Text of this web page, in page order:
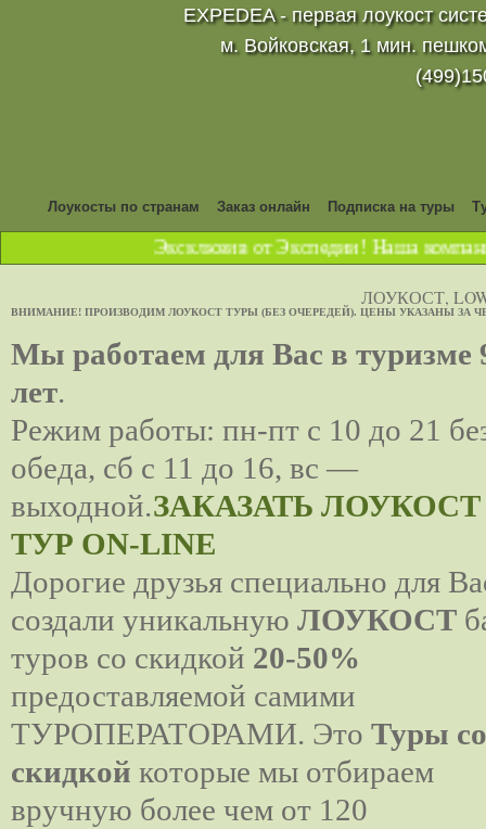
EXPEDEA - первая лоукост
м. Войковская, 1 мин.
Лоукосты по странам Заказ онлайн Подписка на туры
Эксклюзив от Экспедии! Наша
ЛОУКОСТ,
ВНИМАНИЕ! ПРОИЗВОДИМ ЛОУКОСТ ТУРЫ (БЕЗ ОЧЕРЕДЕЙ). ЦЕНЫ УКАЗАНЫ ЗА
Мы работаем для Вас в туризме
лет.
Режим работы: пн-пт с 10 до 21
обеда, сб с 11 до 16, вс —
выходной.ЗАКАЗАТЬ ЛОУКОСТ
ТУР ON-LINE
Дорогие друзья специально для
создали уникальную ЛОУКОСТ
туров со скидкой 20-50%
предоставляемой самими
ТУРОПЕРАТОРАМИ. Это Туры со
скидкой которые мы отбираем
вручную более чем от 120